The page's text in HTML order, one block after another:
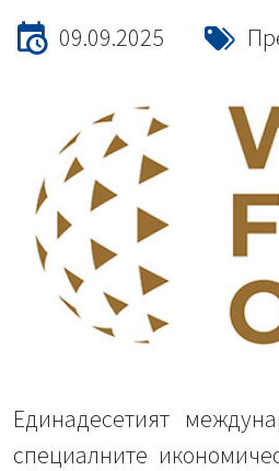
09.09.2025
Единадесетият
специалните